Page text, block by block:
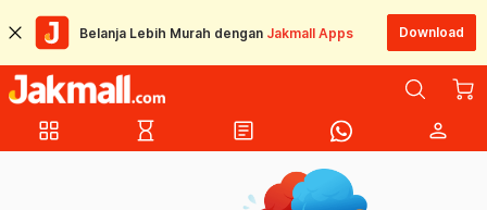
Belanja Lebih Murah dengan Jakmall Apps Download
grid_view hourglass_empty article person